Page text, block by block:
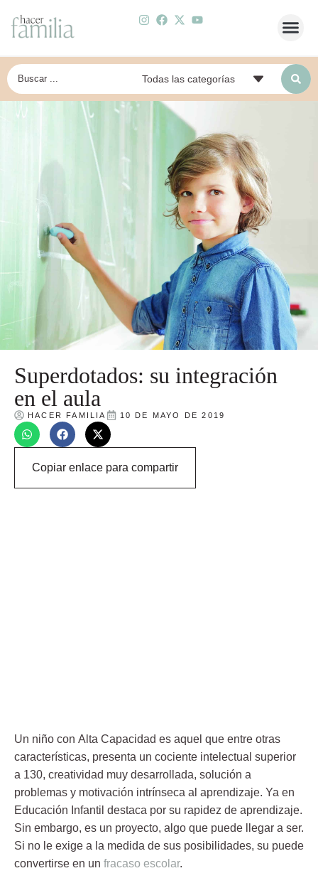
Superdotados: su integración
en el aula
HACER FAMILIA 10 DE MAYO DE 2019
Copiar enlace para compartir
Un niño con Alta Capacidad es aquel que entre otras
características, presenta un cociente intelectual superior
a 130, creatividad muy desarrollada, solución a
problemas y motivación intrínseca al aprendizaje. Ya en
Educación Infantil destaca por su rapidez de aprendizaje.
Sin embargo, es un proyecto, algo que puede llegar a ser.
Si no le exige a la medida de sus posibilidades, su puede
convertirse en un fracaso escolar.